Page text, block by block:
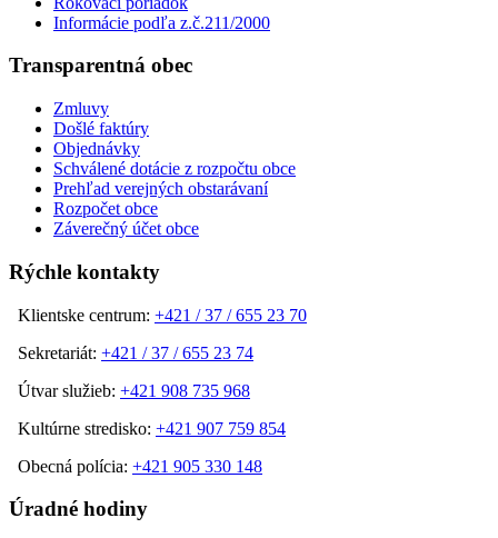
Informácie podľa z.č.211/2000
Transparentná obec
Zmluvy
Došlé faktúry
Objednávky
Schválené dotácie z rozpočtu obce
Prehľad verejných obstarávaní
Rozpočet obce
Záverečný účet obce
Rýchle kontakty
Klientske centrum: +421 / 37 / 655 23 70
Sekretariát: +421 / 37 / 655 23 74
Útvar služieb: +421 908 735 968
Kultúrne stredisko: +421 907 759 854
Obecná polícia: +421 905 330 148
Úradné hodiny